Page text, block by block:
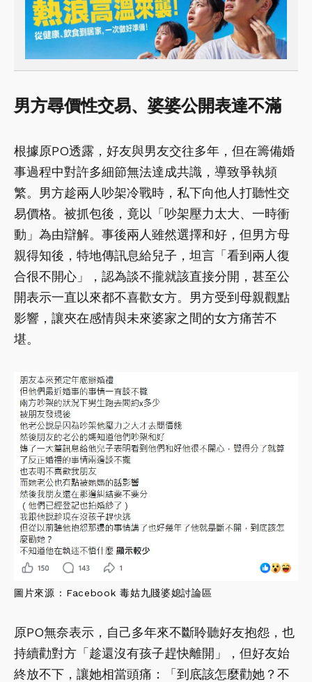
男方尋價性交易、婆婆公開表達不滿
根據原PO透露，好友與男友交往多年，但在籌備婚
事過程中對許多細節無法達成共識，導致爭執頻
繁。男方趁兩人吵架冷戰時，私下向他人打聽性交
易價格。被抓包後，竟以「吵架壓力太大、一時衝
動」為由辯解。事後兩人雖然選擇和好，但男方母
親得知後，特地傳訊息給兒子，坦言「看到兩人復
合很不開心」，認為談不攏就該直接分開，甚至公
開表示一直以來都不喜歡女方。男方受到母親觀點
影響，讓夾在感情與未來婆家之間的女方痛苦不
堪。
圖片來源 : Facebook 毒姑九賤婆媳討論區
原PO無奈表示，自己多年來不斷聆聽好友抱怨，也
持續勸對方「趁還沒有孩子趕快離開」，但好友始
終放不下，讓她相當頭痛：「到底該怎麼勸她？不